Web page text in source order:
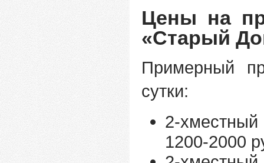
Цены на
«Старый
Примерный
сутки:
2-
1200-2000